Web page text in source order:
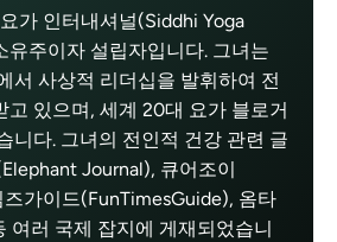
가 인터내셔널(Siddhi Yoga
주이자 설립자입니다. 그녀는
서 사상적 리더십을 발휘하여 전
고 있으며, 세계 20대 요가 블로거
니다. 그녀의 전인적 건강 관련 글
Journal), 큐어조이
가이드(FunTimesGuide), 옴타
여러 국제 잡지에 게재되었습니